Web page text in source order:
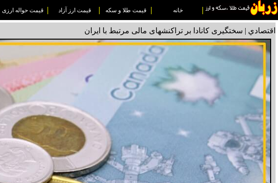
خانه قیمت طلا و سکه قیمت ارز آزاد قیمت حواله ارزی
اقتصادي | سختگیری کانادا بر تراکنشهای مالی مرتبط با ایران